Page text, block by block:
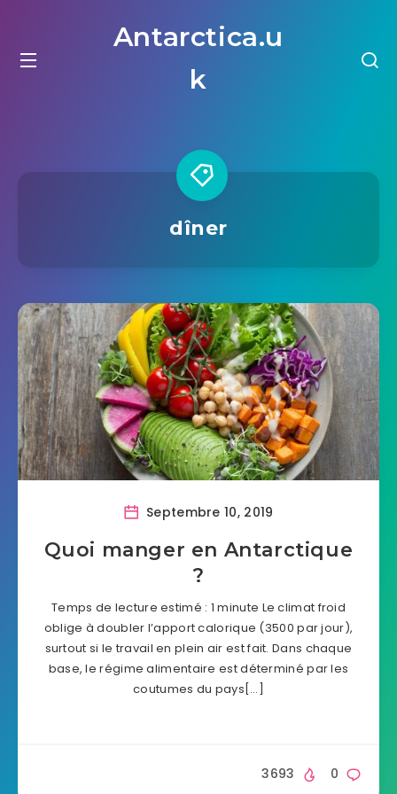
Antarctica.u
k
dîner
Septembre 10, 2019
Quoi manger en Antarctique
?
Temps de lecture estimé : 1 minute Le climat froid
oblige à doubler l’apport calorique (3500 par jour),
surtout si le travail en plein air est fait. Dans chaque
base, le régime alimentaire est déterminé par les
coutumes du pays[…]
0
3693